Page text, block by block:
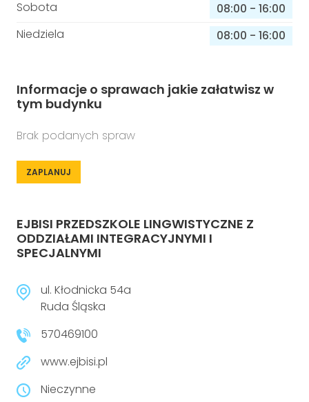
Sobota
08:00 - 16:00
Niedziela
08:00 - 16:00
Informacje o sprawach jakie załatwisz w
tym budynku
Brak podanych spraw
ZAPLANUJ
EJBISI PRZEDSZKOLE LINGWISTYCZNE Z
ODDZIAŁAMI INTEGRACYJNYMI I
SPECJALNYMI
ul. Kłodnicka 54a
Ruda Śląska
570469100
www.ejbisi.pl
Nieczynne